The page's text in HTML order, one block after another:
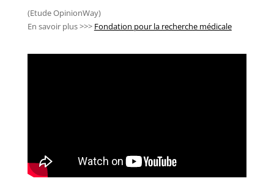
(Etude OpinionWay)
En savoir plus >>> Fondation pour la recherche médicale